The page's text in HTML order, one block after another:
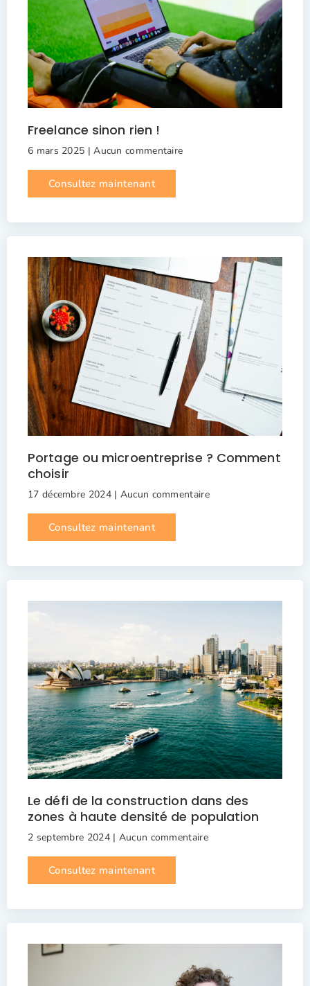
Freelance sinon rien !
6 mars 2025 Aucun commentaire
Consultez maintenant
Portage ou microentreprise ? Comment
choisir
17 décembre 2024 Aucun commentaire
Consultez maintenant
Le défi de la construction dans des
zones à haute densité de population
2 septembre 2024 Aucun commentaire
Consultez maintenant